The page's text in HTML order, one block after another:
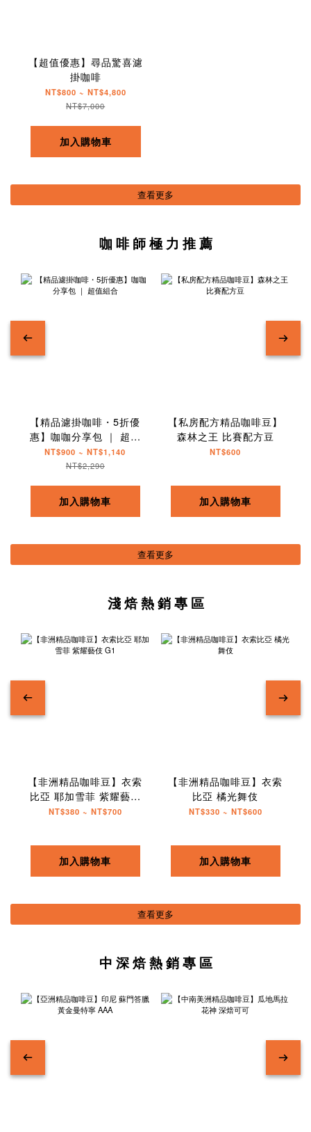
【超值優惠】尋品驚喜濾
掛咖啡
NT$800 ~ NT$4,800
NT$7,000
加入購物車
查看更多
咖 啡 師 極 力 推 薦
【精品濾掛咖啡・5折優
惠】咖咖分享包 ｜ 超值
組合
NT$900 ~ NT$1,140
NT$2,290
加入購物車
【私房配方精品咖啡豆】
森林之王 比賽配方豆
NT$600
加入購物車
查看更多
淺 焙 熱 銷 專 區
【非洲精品咖啡豆】衣索
比亞 耶加雪菲 紫耀藝伎
G1
NT$380 ~ NT$700
加入購物車
【非洲精品咖啡豆】衣索
比亞 橘光舞伎
NT$330 ~ NT$600
加入購物車
查看更多
中 深 焙 熱 銷 專 區